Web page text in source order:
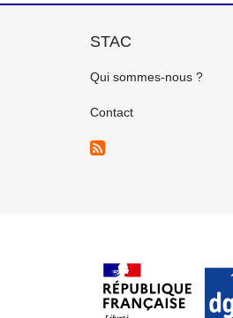
STAC
GAUCHE
Qui sommes-nous ?
Contact